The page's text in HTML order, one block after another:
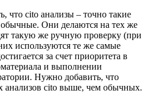
что cito анализы – точно такие
обычные. Они делаются на тех же
такую же ручную проверку (при
используются те же самые
за счет приоритета в
и выполнении
Нужно добавить, что
анализов cito выше, чем обычных.